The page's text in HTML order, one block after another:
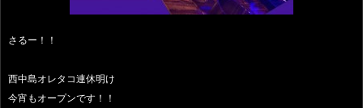
さるー！！
西中島オレタコ連休明け
今宵もオープンです！！